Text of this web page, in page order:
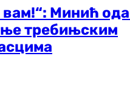
вам!“: Минић
требињским